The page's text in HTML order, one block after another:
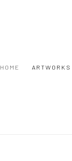
HOME ARTWORKS